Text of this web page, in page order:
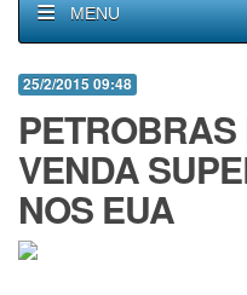
MENU
25/2/2015 09:48
VENDA
NOS EUA